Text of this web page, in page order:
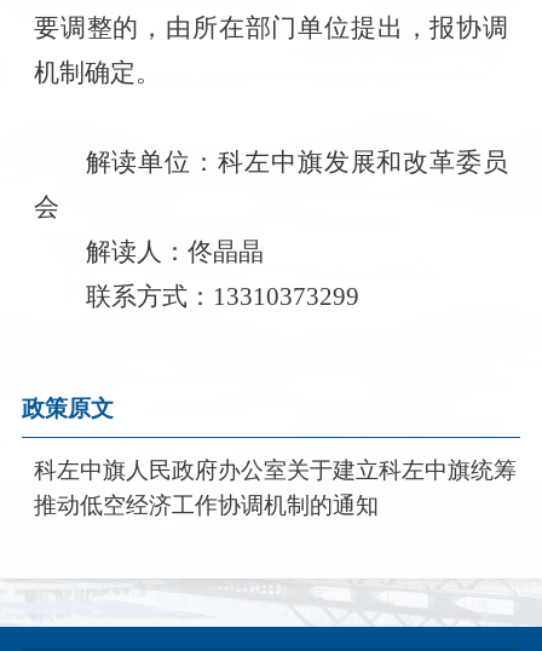
要调整的，由所在部门单位提出，报协调
机制确定。
解读单位：科左中旗发展和改革委员
会
解读人：佟晶晶
联系方式：13310373299
政策原文
科左中旗人民政府办公室关于建立科左中旗统筹
推动低空经济工作协调机制的通知